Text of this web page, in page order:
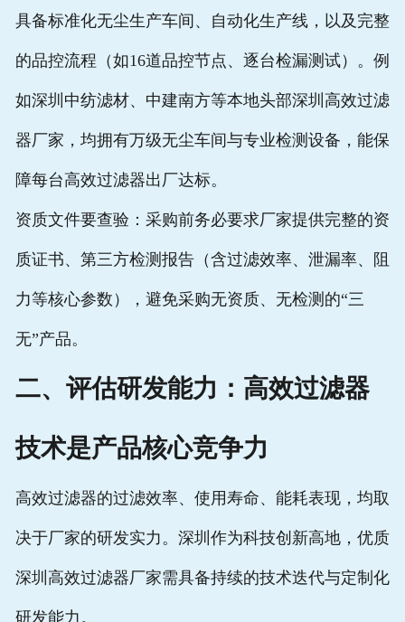
具备标准化无尘生产车间、自动化生产线，以及完整
的品控流程（如16道品控节点、逐台检漏测试）。例
如深圳中纺滤材、中建南方等本地头部深圳高效过滤
器厂家 ，均拥有万级无尘车间与专业检测设备，能保
障每台高效过滤器出厂达标。
资质文件要查验：采购前务必要求厂家提供完整的资
质证书、第三方检测报告（含过滤效率、泄漏率、阻
力等核心参数），避免采购无资质、无检测的“三
无”产品。
二、评估研发能力： 高效过滤器
技术是产品核心竞争力
高效过滤器的过滤效率、使用寿命、能耗表现，均取
决于厂家的研发实力。深圳作为科技创新高地，优质
深圳高效过滤器厂家需具备持续的技术迭代与定制化
研发能力。